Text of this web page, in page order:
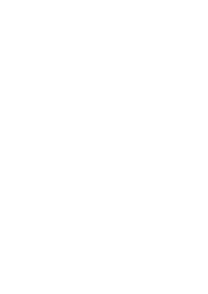
son-humanite-quand-il-n-y-a-